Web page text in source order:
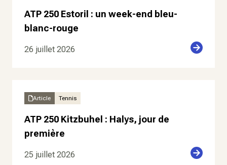
ATP 250 Estoril : un week-end bleu-
blanc-rouge
26 juillet 2026
Article Tennis
ATP 250 Kitzbuhel : Halys, jour de
première
25 juillet 2026